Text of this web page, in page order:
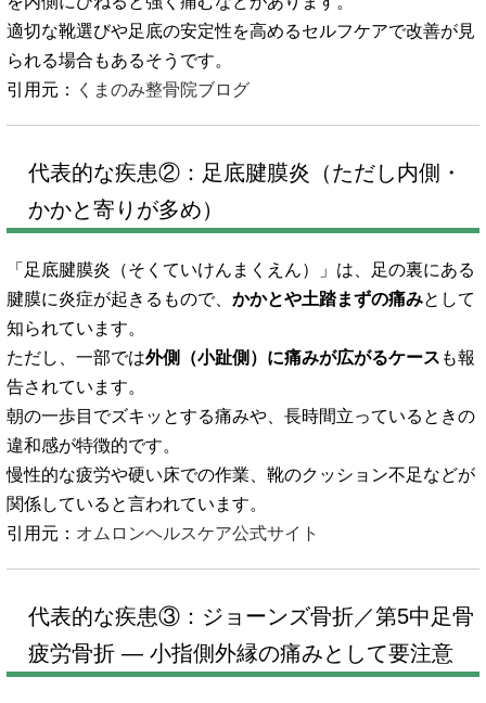
適切な靴選びや足底の安定性を高めるセルフケアで改善が見
られる場合もあるそうです。
引用元：
くまのみ整骨院ブログ
代表的な疾患②：足底腱膜炎（ただし内側・
かかと寄りが多め）
「足底腱膜炎（そくていけんまくえん）」は、足の裏にある
腱膜に炎症が起きるもので、 かかとや土踏まずの痛みとして
知られています。
ただし、一部では外側（小趾側）に痛みが広がるケース も報
告されています。
朝の一歩目でズキッとする痛みや、長時間立っているときの
違和感が特徴的です。
慢性的な疲労や硬い床での作業、靴のクッション不足などが
関係していると言われています。
引用元： オムロンヘルスケア公式サイト
代表的な疾患③：ジョーンズ骨折／第5中足骨
疲労骨折 ― 小指側外縁の痛みとして要注意